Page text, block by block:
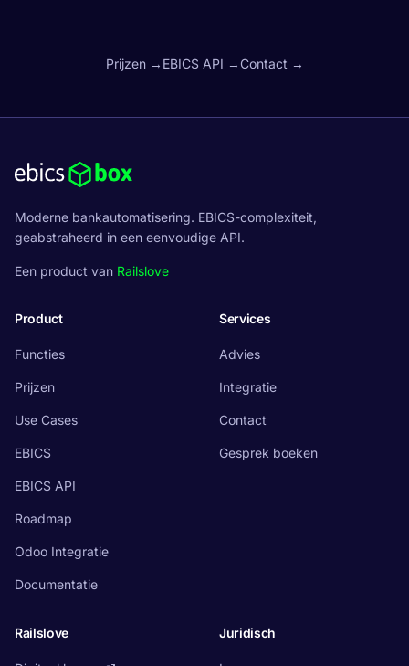
Prijzen → EBICS API → Contact →
Moderne bankautomatisering. EBICS-complexiteit,
geabstraheerd in een eenvoudige API.
Een product van Railslove
Product
Functies
Prijzen
Use Cases
EBICS
EBICS API
Roadmap
Odoo Integratie
Documentatie
Services
Advies
Integratie
Contact
Gesprek boeken
Railslove Juridisch